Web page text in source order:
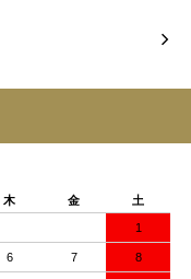
木 金 土
1
6 7 8